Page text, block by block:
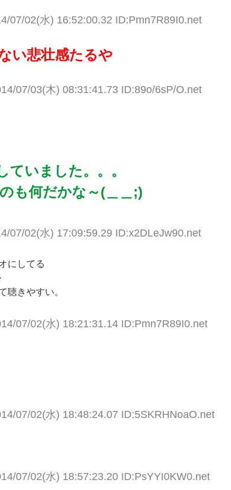
07/02(水) 16:52:00.32 ID:Pmn7R89I0.net
い悲壮感たるや
07/03(木) 08:31:41.73 ID:89o/6sP/O.net
ていました。。。
も何だかな～(＿＿;)
07/02(水) 17:09:59.29 ID:x2DLeJw90.net
にしてる
聴きやすい。
07/02(水) 18:21:31.14 ID:Pmn7R89I0.net
07/02(水) 18:48:24.07 ID:5SKRHNoaO.net
07/02(水) 18:57:23.20 ID:PsYYI0KW0.net